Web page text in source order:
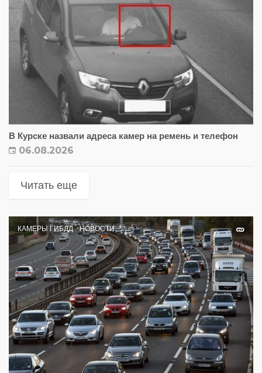
В Курске назвали адреса камер на ремень и телефон
06.08.2026
Читать еще
КАМЕРЫ ГИБДД НОВОСТИ